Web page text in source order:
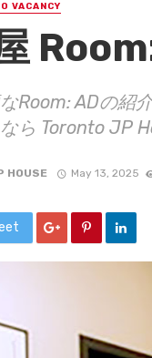
VACANCY
Room: ADの紹
ら Toronto JP
HOUSE May 13, 2025